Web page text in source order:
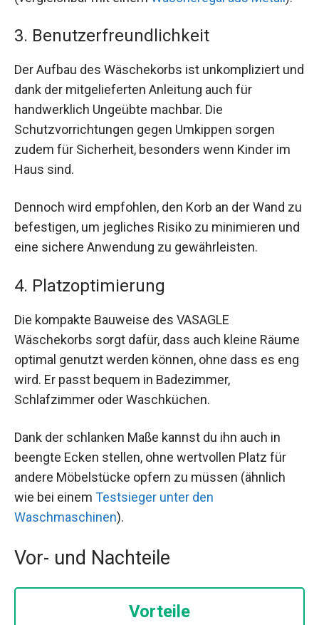
3. Benutzerfreundlichkeit
Der Aufbau des Wäschekorbs ist unkompliziert und
dank der mitgelieferten Anleitung auch für
handwerklich Ungeübte machbar. Die
Schutzvorrichtungen gegen Umkippen sorgen
zudem für Sicherheit, besonders wenn Kinder im
Haus sind.
Dennoch wird empfohlen, den Korb an der Wand zu
befestigen, um jegliches Risiko zu minimieren und
eine sichere Anwendung zu gewährleisten.
4. Platzoptimierung
Die kompakte Bauweise des VASAGLE
Wäschekorbs sorgt dafür, dass auch kleine Räume
optimal genutzt werden können, ohne dass es eng
wird. Er passt bequem in Badezimmer,
Schlafzimmer oder Waschküchen.
Dank der schlanken Maße kannst du ihn auch in
beengte Ecken stellen, ohne wertvollen Platz für
andere Möbelstücke opfern zu müssen (ähnlich
wie bei einem Testsieger unter den
Waschmaschinen).
Vor- und Nachteile
Vorteile